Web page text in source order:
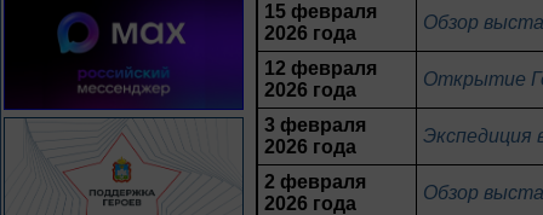
15 февраля
2026 года
Обзор
12 февраля
2026 года
Открытие
3 февраля
2026 года
Экспедиция
2 февраля
2026 года
Обзор